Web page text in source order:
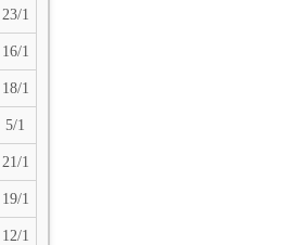
23/1
16/1
18/1
5/1
21/1
19/1
12/1